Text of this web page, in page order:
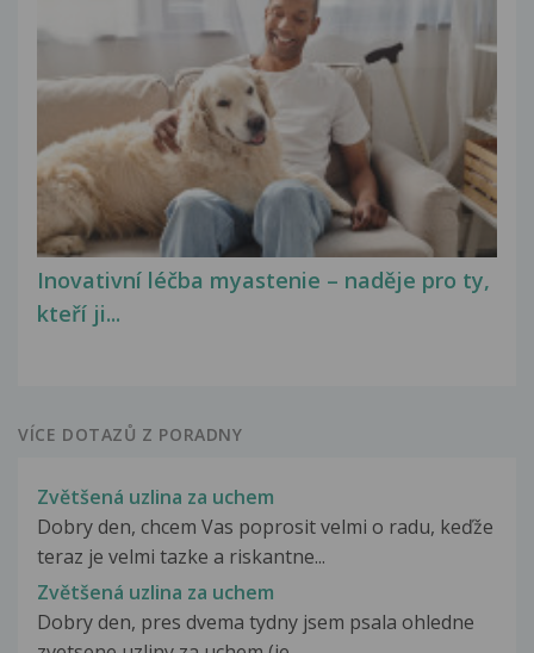
Inovativní léčba myastenie – naděje pro ty,
kteří ji...
VÍCE DOTAZŮ Z PORADNY
Zvětšená uzlina za uchem
Dobry den, chcem Vas poprosit velmi o radu, keďže
teraz je velmi tazke a riskantne...
Zvětšená uzlina za uchem
Dobry den, pres dvema tydny jsem psala ohledne